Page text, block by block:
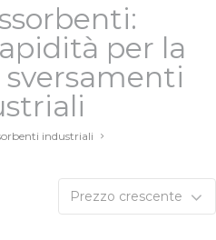
per la
industriali
Prezzo crescente